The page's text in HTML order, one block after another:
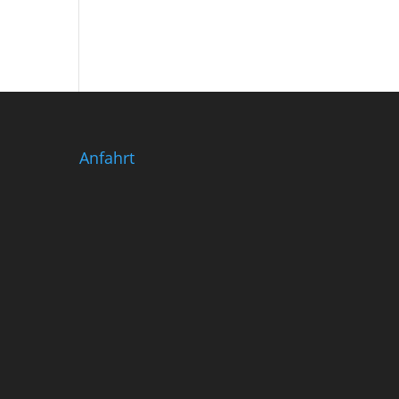
Anfahrt